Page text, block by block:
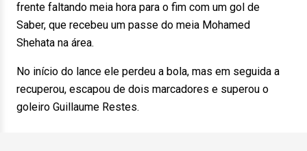
frente faltando meia hora para o fim com um gol de
Saber, que recebeu um passe do meia Mohamed
Shehata na área.
No início do lance ele perdeu a bola, mas em seguida a
recuperou, escapou de dois marcadores e superou o
goleiro Guillaume Restes.